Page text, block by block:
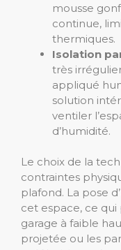
mousse
continue,
thermiques.
Isolation
très
appliqué
solution
ventiler
d’humidité.
Le choix de la
contraintes
plafond. La pose
cet espace, ce
garage à faible
projetée ou les